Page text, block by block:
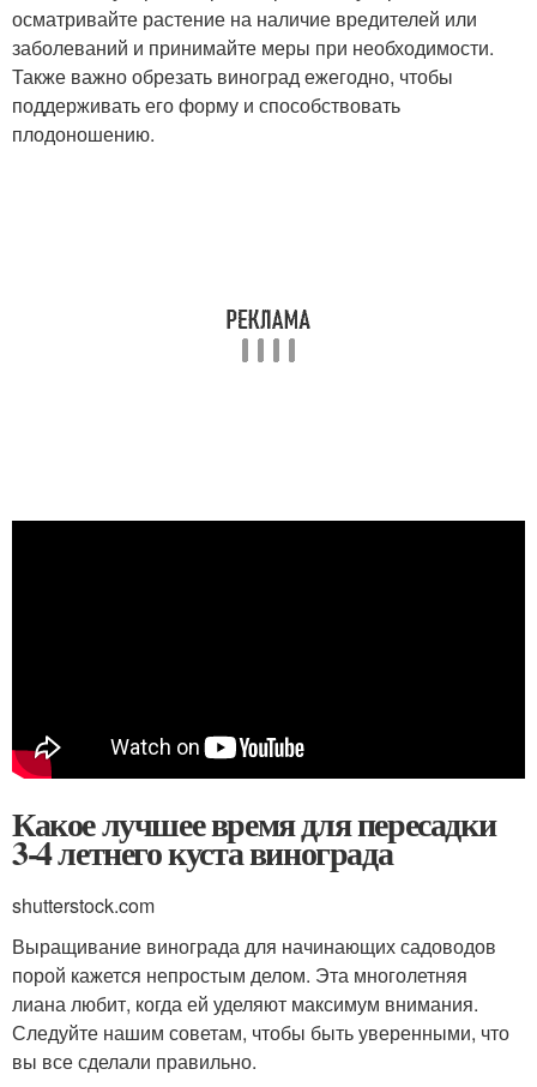
осматривайте растение на наличие вредителей или
заболеваний и принимайте меры при необходимости.
Также важно обрезать виноград ежегодно, чтобы
поддерживать его форму и способствовать
плодоношению.
Какое лучшее время для пересадки
3-4 летнего куста винограда
shutterstock.com
Выращивание винограда для начинающих садоводов
порой кажется непростым делом. Эта многолетняя
лиана любит, когда ей уделяют максимум внимания.
Следуйте нашим советам, чтобы быть уверенными, что
вы все сделали правильно.